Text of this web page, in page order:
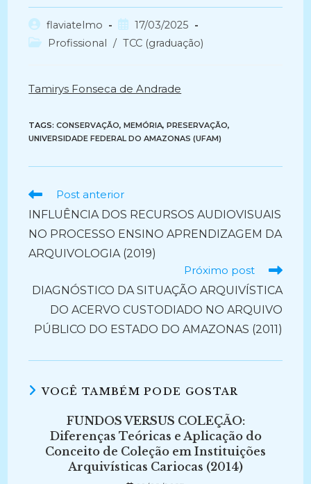
Autor
do
flaviatelmo
Post
publicado:
17/03/2025
Categoria
Profissional / TCC (graduação)
Tamirys Fonseca de Andrade
TAGS:CONSERVAÇÃO, MEMÓRIA, PRESERVAÇÃO,
UNIVERSIDADE FEDERAL DO AMAZONAS (UFAM)
Ler
artigos
Post anterior
INFLUÊNCIA DOS RECURSOS AUDIOVISUAIS
NO PROCESSO ENSINO APRENDIZAGEM DA
ARQUIVOLOGIA (2019)
Próximo post
DIAGNÓSTICO DA SITUAÇÃO ARQUIVÍSTICA
DO ACERVO CUSTODIADO NO ARQUIVO
PÚBLICO DO ESTADO DO AMAZONAS (2011)
VOCÊ TAMBÉM PODE GOSTAR
FUNDOS VERSUS COLEÇÃO:
Diferenças Teóricas e Aplicação do
Conceito de Coleção em Instituições
Arquivísticas Cariocas (2014)